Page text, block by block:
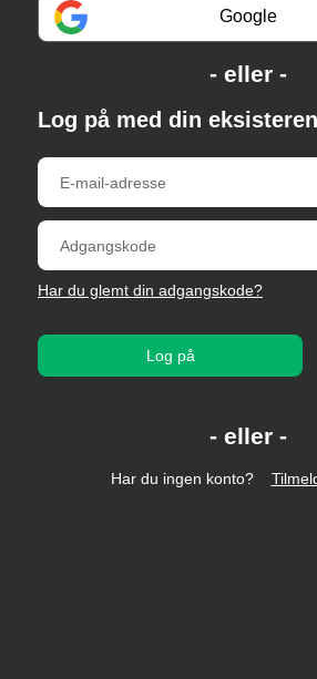
Google
Log på med din
Har du glemt din adgangskode?
Log på
Har du ingen konto?